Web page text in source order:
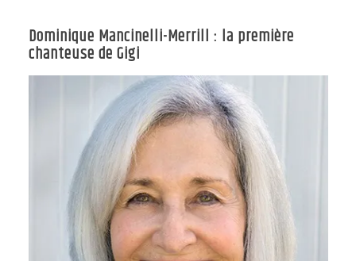
Dominique Mancinelli-Merrill : la première
chanteuse de Gigi